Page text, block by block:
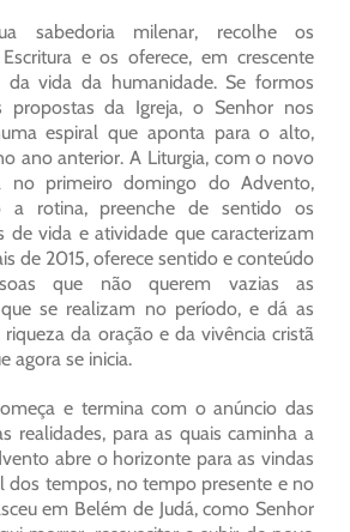
sabedoria milenar, recolhe os
e os oferece, em crescente
da vida da humanidade. Se formos
da Igreja, o Senhor nos
espiral que aponta para o alto,
ano anterior. A Liturgia, com o novo
no primeiro domingo do Advento,
a rotina, preenche de sentido os
de vida e atividade que caracterizam
de 2015, oferece sentido e conteúdo
que não querem vazias as
se realizam no período, e dá as
da oração e da vivência cristã
agora se inicia.
e termina com o anúncio das
realidades, para as quais caminha a
abre o horizonte para as vindas
dos tempos, no tempo presente e no
em Belém de Judá, como Senhor